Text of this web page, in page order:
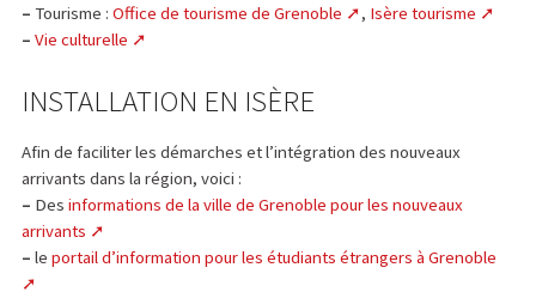
– Tourisme :Office de tourisme de Grenoble , Isère tourisme
– Vie culturelle
INSTALLATION EN ISÈRE
Afin de faciliter les démarches et l’intégration des nouveaux
arrivants dans la région, voici :
– Desinformations de la ville de Grenoble pour les nouveaux
arrivants
– leportail d’information pour les étudiants étrangers à Grenoble